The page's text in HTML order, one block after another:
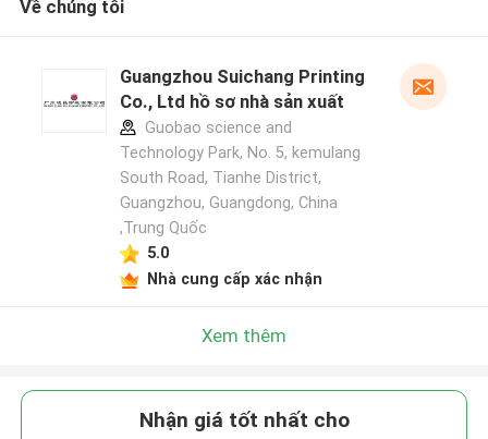
Về chúng tôi
Guangzhou Suichang Printing
Co., Ltd hồ sơ nhà sản xuất
Guobao science and
Technology Park, No. 5, kemulang
South Road, Tianhe District,
Guangzhou, Guangdong, China
,Trung Quốc
5.0
Nhà cung cấp xác nhận
Xem thêm
Nhận giá tốt nhất cho